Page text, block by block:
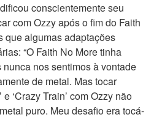
conscientemente seu
com Ozzy após o fim do Faith
que algumas adaptações
“O Faith No More tinha
nos sentimos à vontade
de metal. Mas tocar
e ‘Crazy Train’ com Ozzy não
puro. Meu desafio era tocá-